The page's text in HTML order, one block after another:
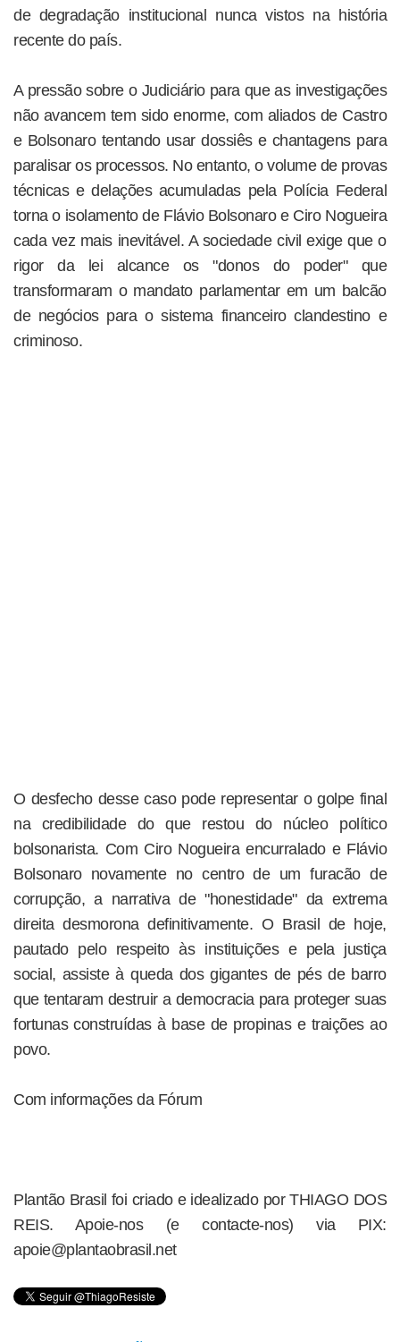
de degradação institucional nunca vistos na história
recente do país.
A pressão sobre o Judiciário para que as investigações
não avancem tem sido enorme, com aliados de Castro
e Bolsonaro tentando usar dossiês e chantagens para
paralisar os processos. No entanto, o volume de provas
técnicas e delações acumuladas pela Polícia Federal
torna o isolamento de Flávio Bolsonaro e Ciro Nogueira
cada vez mais inevitável. A sociedade civil exige que o
rigor da lei alcance os "donos do poder" que
transformaram o mandato parlamentar em um balcão
de negócios para o sistema financeiro clandestino e
criminoso.
O desfecho desse caso pode representar o golpe final
na credibilidade do que restou do núcleo político
bolsonarista. Com Ciro Nogueira encurralado e Flávio
Bolsonaro novamente no centro de um furacão de
corrupção, a narrativa de "honestidade" da extrema
direita desmorona definitivamente. O Brasil de hoje,
pautado pelo respeito às instituições e pela justiça
social, assiste à queda dos gigantes de pés de barro
que tentaram destruir a democracia para proteger suas
fortunas construídas à base de propinas e traições ao
povo.
Com informações da Fórum
Plantão Brasil foi criado e idealizado por THIAGO DOS
REIS. Apoie-nos (e contacte-nos) via PIX:
apoie@plantaobrasil.net